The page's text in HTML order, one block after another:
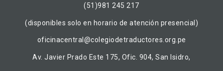
(51)981 245 217
(disponibles solo en horario de atención presencial)
oficinacentral@colegiodetraductores.org.pe
Av. Javier Prado Este 175, Ofic. 904, San Isidro,